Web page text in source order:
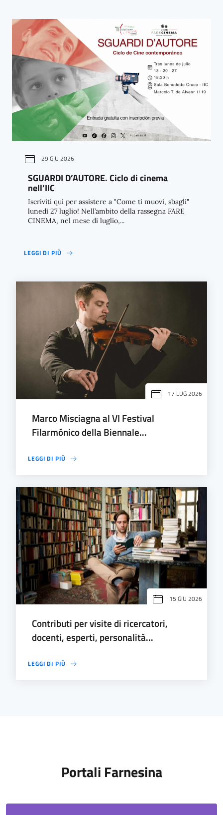
29 GIU 2026
SGUARDI D’AUTORE. Ciclo di cinema
nell’IIC
Iscriviti qui per assistere a "Come ti muovi, sbagli"
lunedì 27 luglio! Nell’ambito della rassegna FARE
CINEMA, nel mese di luglio,...
LEGGI DI PIÙ
17 LUG 2026
Marco Misciagna al VI Festival
Filarmónico della Biennale...
LEGGI DI PIÙ
15 GIU 2026
Contributi per visite di ricercatori,
docenti, esperti, personalità...
LEGGI DI PIÙ
Portali Farnesina